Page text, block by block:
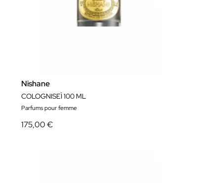
Nishane
COLOGNISEÌ 100 ML
Parfums pour femme
175,00 €